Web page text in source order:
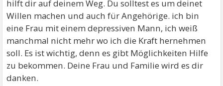
Am liebsten hätte ich einfach Tabletten und gut ist,
jedoch denke ich das es wohl nicht so leicht seien wird
Wie und wo bekomme ich Hilfe, was ist der erste
schritt ?
hilft dir auf deinem Weg. Du solltest es um deinet
Willen machen und auch für Angehörige. ich bin
eine Frau mit einem depressiven Mann, ich weiß
manchmal nicht mehr wo ich die Kraft hernehmen
soll. Es ist wichtig, denn es gibt Möglichkeiten Hilfe
zu bekommen. Deine Frau und Familie wird es dir
danken.